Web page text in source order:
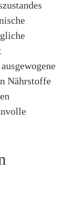
Nährstoffe